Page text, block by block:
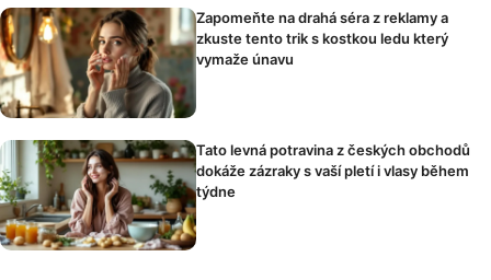
Zapomeňte na drahá séra z reklamy a
zkuste tento trik s kostkou ledu který
vymaže únavu
Tato levná potravina z českých obchodů
dokáže zázraky s vaší pletí i vlasy během
týdne